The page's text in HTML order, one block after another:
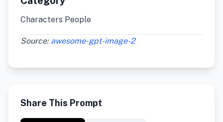
Characters People
Source: awesome-gpt-image-2
Share This Prompt